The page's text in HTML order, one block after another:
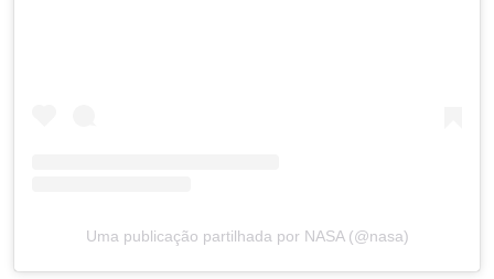
Uma publicação partilhada por NASA (@nasa)